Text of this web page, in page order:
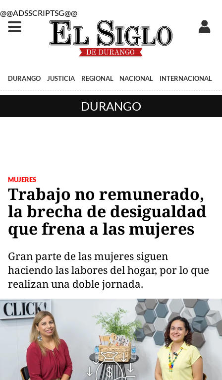
@@ADSSCRIPTSG@@
DURANGO JUSTICIA REGIONAL NACIONAL INTERNACIONAL
DURANGO
MUJERES
Trabajo no remunerado,
la brecha de desigualdad
que frena a las mujeres
Gran parte de las mujeres siguen
haciendo las labores del hogar, por lo que
realizan una doble jornada.